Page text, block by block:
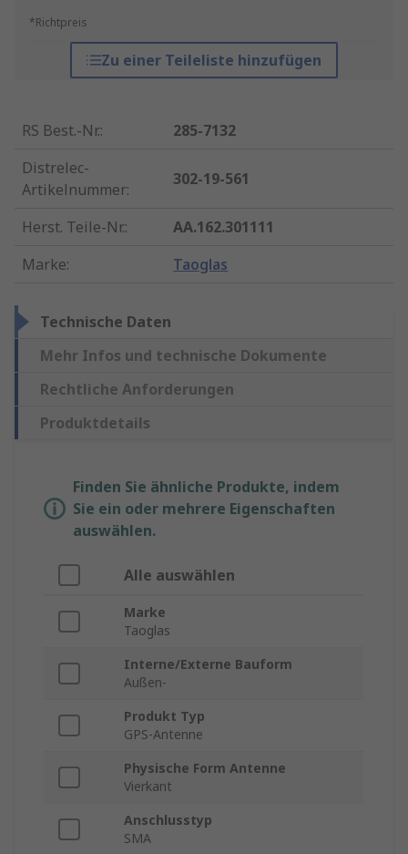
*Richtpreis
Zu einer Teileliste hinzufügen
RS Best.-Nr.:
285-7132
Distrelec-
Artikelnummer:
302-19-561
Herst. Teile-Nr.:
AA.162.301111
Marke: Taoglas
Technische Daten
Mehr Infos und technische Dokumente
Rechtliche Anforderungen
Produktdetails
Finden Sie ähnliche Produkte, indem
Sie ein oder mehrere Eigenschaften
auswählen.
Alle auswählen
Marke
Taoglas
Interne/Externe Bauform
Außen-
Produkt Typ
GPS-Antenne
Physische Form Antenne
Vierkant
Anschlusstyp
SMA